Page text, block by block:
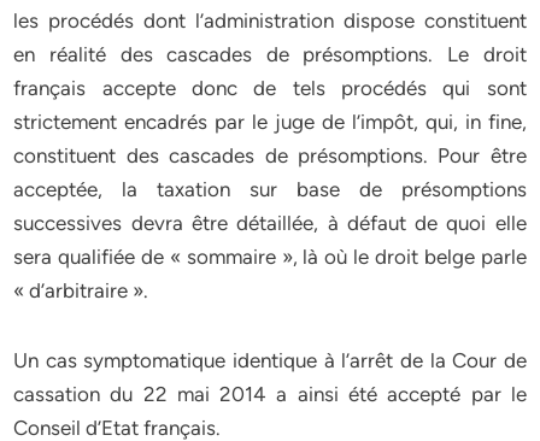
les procédés dont l’administration dispose constituent
en réalité des cascades de présomptions. Le droit
français accepte donc de tels procédés qui sont
strictement encadrés par le juge de l’impôt, qui, in fine,
constituent des cascades de présomptions. Pour être
acceptée, la taxation sur base de présomptions
successives devra être détaillée, à défaut de quoi elle
sera qualifiée de « sommaire », là où le droit belge parle
« d’arbitraire ».
Un cas symptomatique identique à l’arrêt de la Cour de
cassation du 22 mai 2014 a ainsi été accepté par le
Conseil d’Etat français.